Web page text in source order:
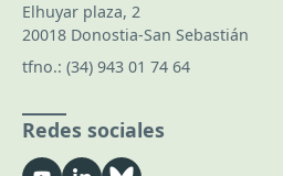
Elhuyar plaza, 2
20018 Donostia-San Sebastián
tfno.: (34) 943 01 74 64
Redes sociales